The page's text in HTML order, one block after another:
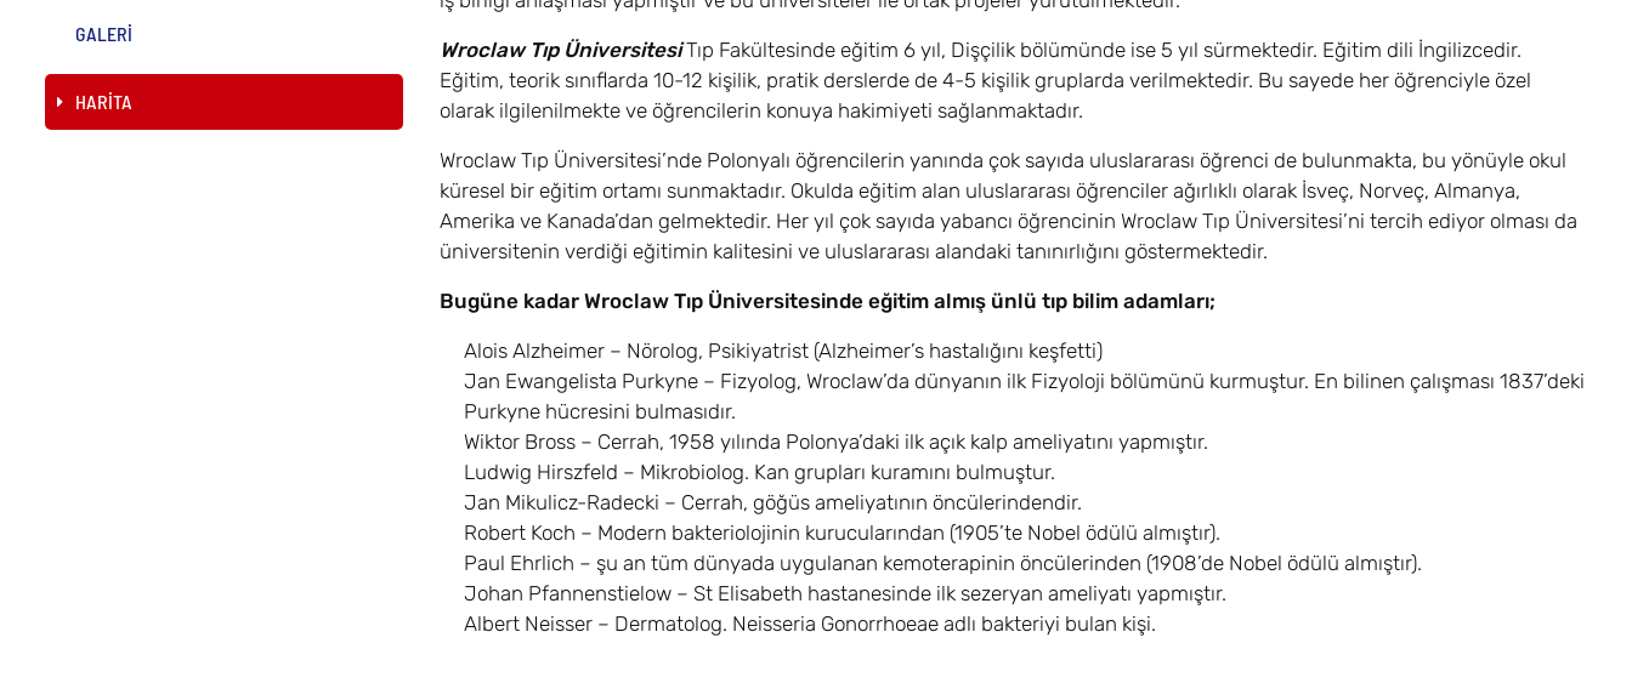
GALERİ
HARİTA
Wroclaw Tıp ÜniversitesiTıp Fakültesinde eğitim 6 yıl, Dişçilik bölümünde ise 5 yıl sürmektedir. Eğitim dili İngilizcedir.
Eğitim, teorik sınıflarda 10-12 kişilik, pratik derslerde de 4-5 kişilik gruplarda verilmektedir. Bu sayede her öğrenciyle özel
olarak ilgilenilmekte ve öğrencilerin konuya hakimiyeti sağlanmaktadır.
Wroclaw Tıp Üniversitesi’nde Polonyalı öğrencilerin yanında çok sayıda uluslararası öğrenci de bulunmakta, bu yönüyle okul
küresel bir eğitim ortamı sunmaktadır. Okulda eğitim alan uluslararası öğrenciler ağırlıklı olarak İsveç, Norveç, Almanya,
Amerika ve Kanada’dan gelmektedir. Her yıl çok sayıda yabancı öğrencinin Wroclaw Tıp Üniversitesi’ni tercih ediyor olması da
üniversitenin verdiği eğitimin kalitesini ve uluslararası alandaki tanınırlığını göstermektedir.
Bugüne kadar Wroclaw Tıp Üniversitesinde eğitim almış ünlü tıp bilim adamları;
Alois Alzheimer – Nörolog, Psikiyatrist (Alzheimer’s hastalığını keşfetti)
Jan Ewangelista Purkyne – Fizyolog, Wroclaw’da dünyanın ilk Fizyoloji bölümünü kurmuştur. En bilinen çalışması 1837’deki
Purkyne hücresini bulmasıdır.
Wiktor Bross – Cerrah, 1958 yılında Polonya’daki ilk açık kalp ameliyatını yapmıştır.
Ludwig Hirszfeld – Mikrobiolog. Kan grupları kuramını bulmuştur.
Jan Mikulicz-Radecki – Cerrah, göğüs ameliyatının öncülerindendir.
Robert Koch – Modern bakteriolojinin kurucularından (1905’te Nobel ödülü almıştır).
Paul Ehrlich – şu an tüm dünyada uygulanan kemoterapinin öncülerinden (1908’de Nobel ödülü almıştır).
Johan Pfannenstielow – St Elisabeth hastanesinde ilk sezeryan ameliyatı yapmıştır.
Albert Neisser – Dermatolog. Neisseria Gonorrhoeae adlı bakteriyi bulan kişi.